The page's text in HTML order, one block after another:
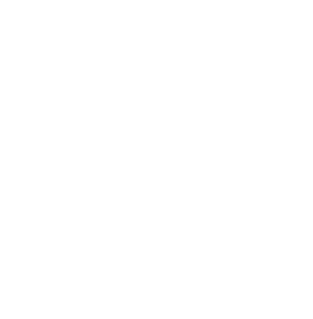
für die Bewegung im technischen Terrain und beim
wollen; diese Modelle werden auch von Personen mit
spüren wollen – ideal für natürliche Gangart, erfordert